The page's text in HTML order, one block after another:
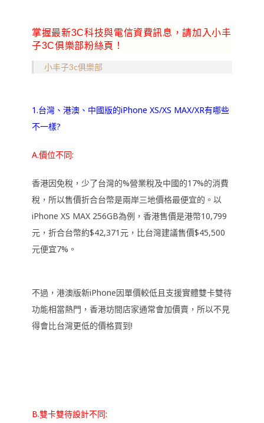
掌握最新3C科技與電信資費訊息，請加入小丰
子3C俱樂部粉絲頁！
小丰子3c俱樂部
1.台灣、港澳、中國版的iPhone XS/XS MAX/XR有哪些
不一樣?
A.價位不同:
香港因免稅，少了台灣的%營業稅及中國的17%的消費
稅，所以售價折合台幣是兩岸三地價格最便宜的。以
iPhone XS MAX 256GB為例，香港售價是港幣10,799
元，折合台幣約$42,371元，比台灣建議售價$45,500
元便宜7%。
不過，港澳版新iPhone因單價較低且支援實體雙卡雙待
功能相當熱門，香港坊間店家通常會加價賣，所以不見
得會比台灣更低的價格買到!
B.雙卡雙待設計不同: